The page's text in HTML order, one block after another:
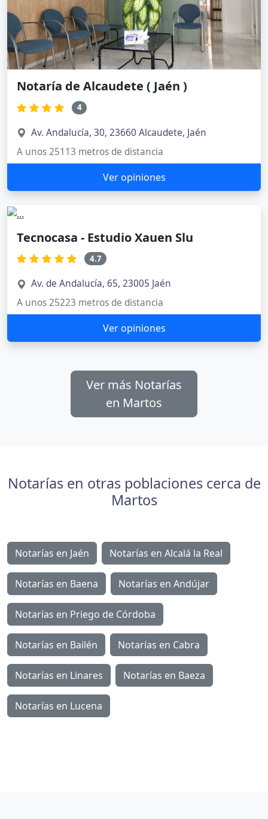
Notaría de Alcaudete ( Jaén )
4
Av. Andalucía, 30, 23660 Alcaudete, Jaén
A unos 25113 metros de distancia
Ver opiniones
Tecnocasa - Estudio Xauen Slu
4.7
Av. de Andalucía, 65, 23005 Jaén
A unos 25223 metros de distancia
Ver opiniones
Ver más Notarías
en Martos
Notarías en otras poblaciones cerca de
Martos
Notarías en Jaén Notarías en Alcalá la Real
Notarías en Baena Notarías en Andújar
Notarías en Priego de Córdoba
Notarías en Bailén Notarías en Cabra
Notarías en Linares Notarías en Baeza
Notarías en Lucena